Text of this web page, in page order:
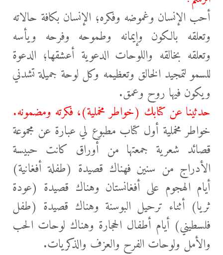
أحب الإنسان وغموضه وفكره؛ الإنسان بكافة حالاته
وتعلقه بالكون وإيمانه وطموحه وفرحه ويأسه
وتعلقه بخالقه واللوحات الدعوية أعشقها؛ الدعوة
للسمو لتمجيد الخالق وتعظيمه وكل لوحة جميلة تشدني
ويكون فيها روح وعمق.
حدثينا عن كتابك (خواطر مخملية)، فكرته ومضمونه.
خواطر مخملية أول كتاب مطبوع لي عبارة عن مجموعة
قصائد شعرية جمعتها من أوراق كانت حبيسة
الأدراج من سنين فهناك قصيدة (طفلة أفغانية)
أيام الهجوم على أفغانستان وهناك قصيدة (عودة
ثريا) أثناء ترحيل البوسنة وهناك قصيدة (طفل
فلسطيني) أيام أطفال الحجارة وهناك لوحات الحب
والأمل ولوحات الفرح والعزف والذكريات.